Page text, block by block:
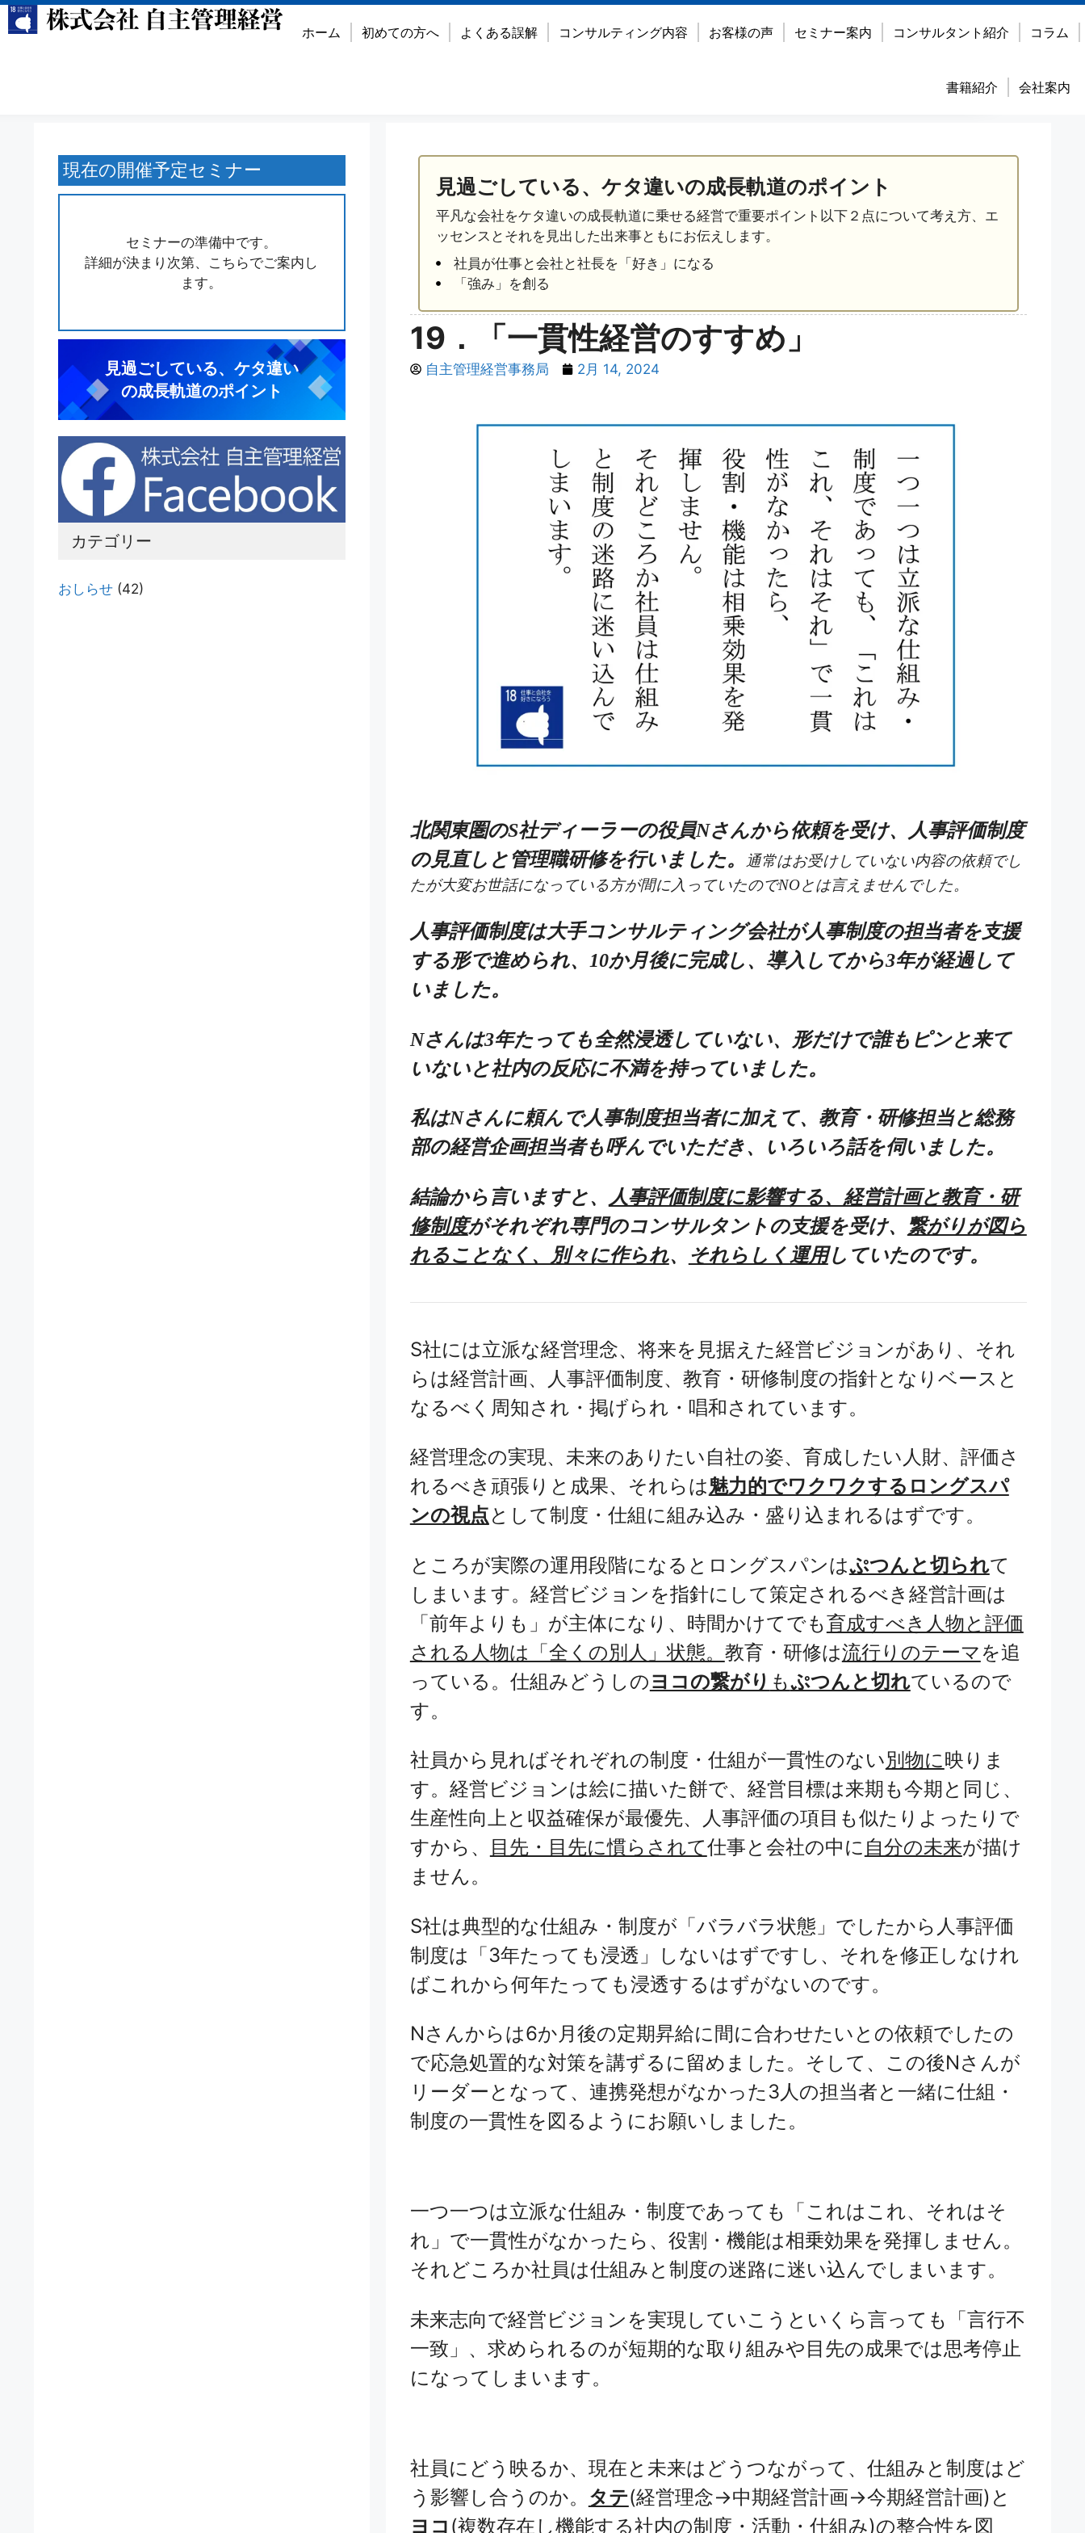
ホーム 初めての方へ よくある誤解 コンサルティング内容 お客様の声 セミナー案内 コンサルタント紹介 コラム
書籍紹介 会社案内
現在の開催予定セミナー
セミナーの準備中です。
詳細が決まり次第、こちらでご案内し
ます。
見過ごしている、ケタ違い
の成長軌道のポイント
カテゴリー
おしらせ (42)
見過ごしている、ケタ違いの成長軌道のポイント
平凡な会社をケタ違いの成長軌道に乗せる経営で重要ポイント以下２点について考え方、エ
ッセンスとそれを見出した出来事ともにお伝えします。
社員が仕事と会社と社長を「好き」になる
「強み」を創る
19．「一貫性経営のすすめ」
自主管理経営事務局 2月 14, 2024
北関東圏のS社ディーラーの役員Nさんから依頼を受け、人事評価制度
の見直しと管理職研修を行いました。
通常はお受けしていない内容の依頼でし
たが大変お世話になっている方が間に入っていたのでNOとは言えませんでした。
人事評価制度は大手コンサルティング会社が人事制度の担当者を支援
する形で進められ、10か月後に完成し、導入してから3年が経過して
いました。
Nさんは3年たっても全然浸透していない、形だけで誰もピンと来て
いないと社内の反応に不満を持っていました。
私はNさんに頼んで人事制度担当者に加えて、教育・研修担当と総務
部の経営企画担当者も呼んでいただき、いろいろ話を伺いました。
結論から言いますと、
人事評価制度に影響する、経営計画と教育・研
修制度がそれぞれ専門のコンサルタントの支援を受け、
繋がりが図ら
れることなく、別々に作られ、 それらしく運用していたのです。
S社には立派な経営理念、将来を見据えた経営ビジョンがあり、それ
らは経営計画、人事評価制度、教育・研修制度の指針となりベースと
なるべく周知され・掲げられ・唱和されています。
経営理念の実現、未来のありたい自社の姿、育成したい人財、評価さ
れるべき頑張りと成果、それらは魅力的でワクワクするロングスパ
ンの視点として制度・仕組に組み込み・盛り込まれるはずです。
ところが実際の運用段階になるとロングスパンはぷつんと切られて
しまいます。経営ビジョンを指針にして策定されるべき経営計画は
「前年よりも」が主体になり、時間かけてでも育成すべき人物と評価
される人物は「全くの別人」状態。 教育・研修は流行りのテーマを追
っている。仕組みどうしのヨコの繋がり もぷつんと切れているので
す。
社員から見ればそれぞれの制度・仕組が一貫性のない別物に映りま
す。経営ビジョンは絵に描いた餅で、経営目標は来期も今期と同じ、
生産性向上と収益確保が最優先、人事評価の項目も似たりよったりで
すから、
目先・目先に慣らされて仕事と会社の中に 自分の未来が描け
ません。
S社は典型的な仕組み・制度が「バラバラ状態」でしたから人事評価
制度は「3年たっても浸透」しないはずですし、それを修正しなけれ
ばこれから何年たっても浸透するはずがないのです。
Nさんからは6か月後の定期昇給に間に合わせたいとの依頼でしたの
で応急処置的な対策を講ずるに留めました。そして、この後Nさんが
リーダーとなって、連携発想がなかった3人の担当者と一緒に仕組・
制度の一貫性を図るようにお願いしました。
一つ一つは立派な仕組み・制度であっても「これはこれ、それはそ
れ」で一貫性がなかったら、役割・機能は相乗効果を発揮しません。
それどころか社員は仕組みと制度の迷路に迷い込んでしまいます。
未来志向で経営ビジョンを実現していこうといくら言っても「言行不
一致」、求められるのが短期的な取り組みや目先の成果では思考停止
になってしまいます。
社員にどう映るか、現在と未来はどうつながって、仕組みと制度はど
う影響し合うのか。 タテ(経営理念→中期経営計画→今期経営計画)と
ヨコ (複数存在し機能する社内の制度・活動・仕組み)の整合性を図